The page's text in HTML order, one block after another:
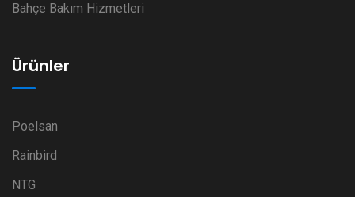
Bahçe Bakım Hizmetleri
Ürünler
Poelsan
Rainbird
NTG